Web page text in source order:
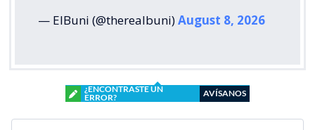
— ElBuni (@therealbuni)August 8, 2026
¿ENCONTRASTE UN
ERROR?
AVÍSANOS